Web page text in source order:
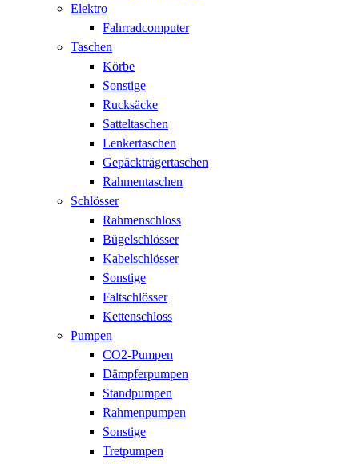
Elektro
Fahrradcomputer
Taschen
Körbe
Sonstige
Rucksäcke
Satteltaschen
Lenkertaschen
Gepäckträgertaschen
Rahmentaschen
Schlösser
Rahmenschloss
Bügelschlösser
Kabelschlösser
Sonstige
Faltschlösser
Kettenschloss
Pumpen
CO2-Pumpen
Dämpferpumpen
Standpumpen
Rahmenpumpen
Sonstige
Tretpumpen